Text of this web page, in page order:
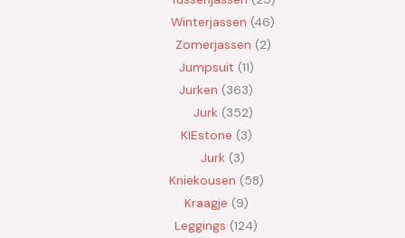
Winterjassen 46
Zomerjassen 2
Jumpsuit 11
Jurken 363
Jurk 352
KIEstone 3
Jurk 3
Kniekousen 58
Kraagje 9
Leggings 124